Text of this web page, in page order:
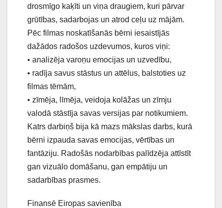
drosmīgo kaķīti un viņa draugiem, kuri pārvar
grūtības, sadarbojas un atrod ceļu uz mājām.
Pēc filmas noskatīšanās bērni iesaistījās
dažādos radošos uzdevumos, kuros viņi:
• analizēja varoņu emocijas un uzvedību,
• radīja savus stāstus un attēlus, balstoties uz
filmas tēmām,
• zīmēja, līmēja, veidoja kolāžas un zīmju
valodā stāstīja savas versijas par notikumiem.
Katrs darbiņš bija kā mazs mākslas darbs, kurā
bērni izpauda savas emocijas, vērtības un
fantāziju. Radošās nodarbības palīdzēja attīstīt
gan vizuālo domāšanu, gan empātiju un
sadarbības prasmes.
Finansē Eiropas savienība